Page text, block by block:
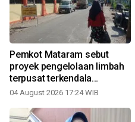
Pemkot Mataram sebut
proyek pengelolaan limbah
terpusat terkendala
kompensasi warga
04 August 2026 17:24 WIB